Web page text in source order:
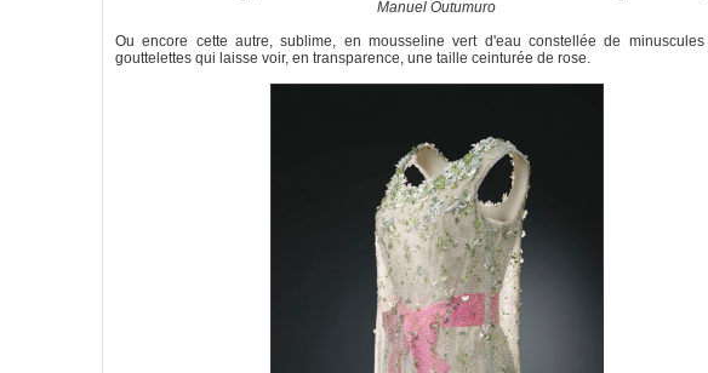
Manuel Outumuro
Ou encore cette autre, sublime, en mousseline vert d'eau constellée de minuscules
gouttelettes qui laisse voir, en transparence, une taille ceinturée de rose.